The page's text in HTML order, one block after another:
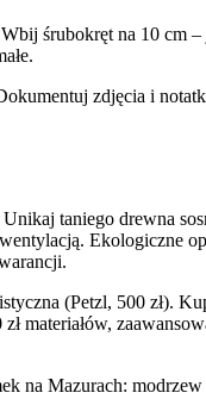
śrubokręt na 10 cm –
zdjęcia i
taniego drewna
Ekologiczne
(Petzl, 500 zł).
na Mazurach: